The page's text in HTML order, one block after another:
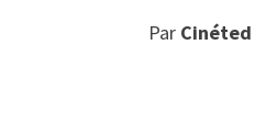
Par Cinéted